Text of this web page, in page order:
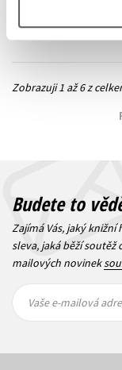
Zobrazuji 1 až 6 z
Budete to
Zajímá Vás, jaký
sleva, jaká běží soutěž
mailových novinek
mailová
mailová
Vaše e-mailová